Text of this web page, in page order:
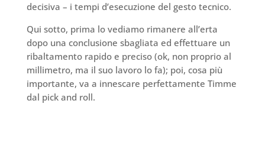
decisiva – i tempi d’esecuzione del gesto tecnico.
Qui sotto, prima lo vediamo rimanere all’erta
dopo una conclusione sbagliata ed effettuare un
ribaltamento rapido e preciso (ok, non proprio al
millimetro, ma il suo lavoro lo fa); poi, cosa più
importante, va a innescare perfettamente Timme
dal pick and roll.